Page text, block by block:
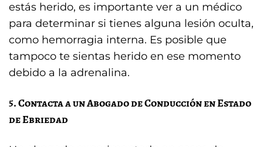
estás herido, es importante ver a un médico
para determinar si tienes alguna lesión oculta,
como hemorragia interna. Es posible que
tampoco te sientas herido en ese momento
debido a la adrenalina.
5. Contacta a un Abogado de Conducción en Estado
de Ebriedad